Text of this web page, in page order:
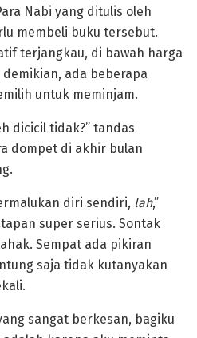
Nabi yang ditulis oleh
membeli buku tersebut.
terjangkau, di bawah harga
ada beberapa
untuk meminjam.
dicicil tidak?” tandas
dompet di akhir bulan
diri sendiri, lah,”
super serius. Sontak
Sempat ada pikiran
saja tidak kutanyakan
sangat berkesan, bagiku